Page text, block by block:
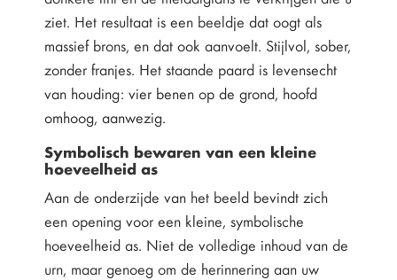
ziet. Het resultaat is een beeldje dat oogt als
massief brons, en dat ook aanvoelt. Stijlvol, sober,
zonder franjes. Het staande paard is levensecht
van houding: vier benen op de grond, hoofd
omhoog, aanwezig.
Symbolisch bewaren van een kleine
hoeveelheid as
Aan de onderzijde van het beeld bevindt zich
een opening voor een kleine, symbolische
hoeveelheid as. Niet de volledige inhoud van de
urn, maar genoeg om de herinnering aan uw